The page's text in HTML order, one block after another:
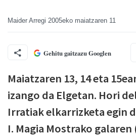
Maider Arregi 2005eko maiatzaren 11
Gehitu gaitzazu Googlen
Maiatzaren 13, 14 eta
izango da Elgetan. Hori
Irratiak elkarrizketa egin
I. Magia Mostrako